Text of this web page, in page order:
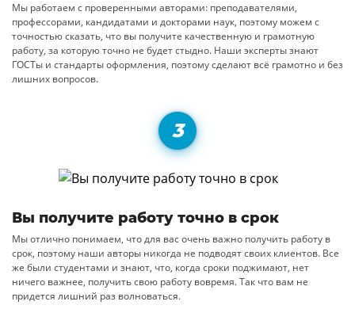
Мы работаем с проверенными авторами: преподавателями,
профессорами, кандидатами и докторами наук, поэтому можем с
точностью сказать, что вы получите качественную и грамотную
работу, за которую точно не будет стыдно. Наши эксперты знают
ГОСТы и стандарты оформления, поэтому сделают всё грамотно и без
лишних вопросов.
Вы получите работу точно в срок
Мы отлично понимаем, что для вас очень важно получить работу в
срок, поэтому наши авторы никогда не подводят своих клиентов. Все
же были студентами и знают, что, когда сроки поджимают, нет
ничего важнее, получить свою работу вовремя. Так что вам не
придется лишний раз волноваться.